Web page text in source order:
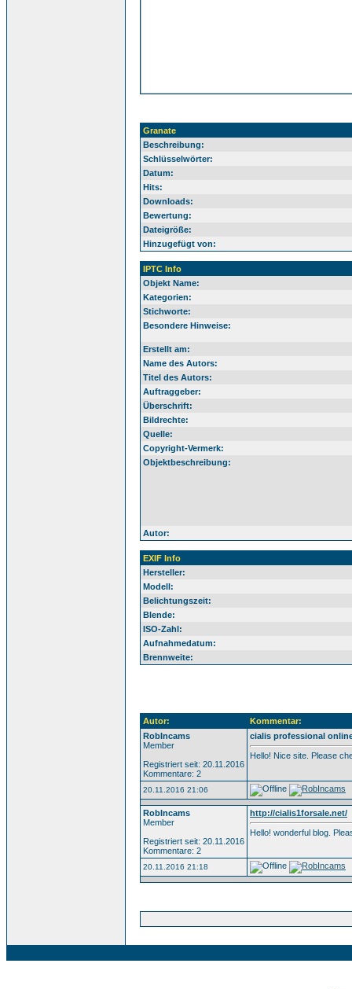
Granate
Beschreibung:
Schlüsselwörter:
Datum:
Hits:
Downloads:
Bewertung:
Dateigröße:
Hinzugefügt von:
IPTC Info
Objekt Name:
Kategorien:
Stichworte:
Besondere Hinweise:
Erstellt am:
Name des Autors:
Titel des Autors:
Auftraggeber:
Überschrift:
Bildrechte:
Quelle:
Copyright-Vermerk:
Objektbeschreibung:
Autor:
EXIF Info
Hersteller:
Modell:
Belichtungszeit:
Blende:
ISO-Zahl:
Aufnahmedatum:
Brennweite:
Autor:
Kommentar:
RobIncams
Member
Registriert seit: 20.11.2016
Kommentare: 2
cialis professional
Hello! Nice site. Please
20.11.2016 21:06
RobIncams
Member
Registriert seit: 20.11.2016
Kommentare: 2
http://cialis1forsale.net/
Hello! wonderful blog.
20.11.2016 21:18